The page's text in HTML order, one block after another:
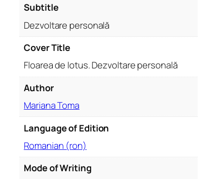
p
s
Subtitle
Dezvoltare personală
Cover Title
Floarea de lotus. Dezvoltare personală
Author
Mariana Toma
Language of Edition
Romanian (ron)
Mode of Writing